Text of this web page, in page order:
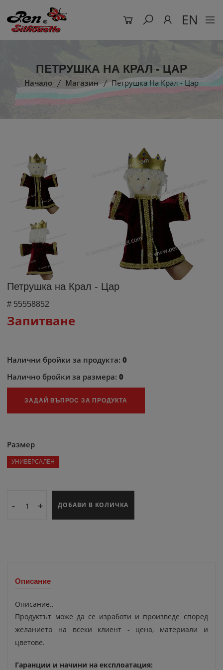
EN
ПЕТРУШКА НА КРАЛ - ЦАР
Начало Магазин Петрушка На Крал - Цар
Петрушка на Крал - Цар
# 55558852
Запитване
Налични бройки за продукта:0
Налично бройки за размера:0
ЗАДАЙ ВЪПРОС ЗА ПРОДУКТА
Размер
УНИВЕРСАЛЕН
- + ДОБАВИ В КОЛИЧКА
Описание
Описание..
Продуктът може да се изработи и произведе според
желанието на всеки клиент - цена, материали и
цветове.
Гаранции и начини на експлоатация: